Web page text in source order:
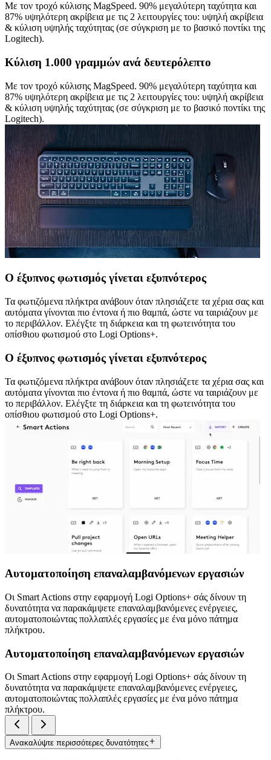
Με τον τροχό κύλισης MagSpeed. 90% μεγαλύτερη ταχύτητα και
87% υψηλότερη ακρίβεια με τις 2 λειτουργίες του: υψηλή ακρίβεια
& κύλιση υψηλής ταχύτητας (σε σύγκριση με το βασικό ποντίκι της
Logitech).
Κύλιση 1.000 γραμμών ανά δευτερόλεπτο
Με τον τροχό κύλισης MagSpeed. 90% μεγαλύτερη ταχύτητα και
87% υψηλότερη ακρίβεια με τις 2 λειτουργίες του: υψηλή ακρίβεια
& κύλιση υψηλής ταχύτητας (σε σύγκριση με το βασικό ποντίκι της
Logitech).
Ο έξυπνος φωτισμός γίνεται εξυπνότερος
Τα φωτιζόμενα πλήκτρα ανάβουν όταν πλησιάζετε τα χέρια σας και
αυτόματα γίνονται πιο έντονα ή πιο θαμπά, ώστε να ταιριάζουν με
το περιβάλλον. Ελέγξτε τη διάρκεια και τη φωτεινότητα του
οπίσθιου φωτισμού στο Logi Options+.
Ο έξυπνος φωτισμός γίνεται εξυπνότερος
Τα φωτιζόμενα πλήκτρα ανάβουν όταν πλησιάζετε τα χέρια σας και
αυτόματα γίνονται πιο έντονα ή πιο θαμπά, ώστε να ταιριάζουν με
το περιβάλλον. Ελέγξτε τη διάρκεια και τη φωτεινότητα του
οπίσθιου φωτισμού στο Logi Options+.
Αυτοματοποίηση επαναλαμβανόμενων εργασιών
Οι Smart Actions στην εφαρμογή Logi Options+ σάς δίνουν τη
δυνατότητα να παρακάμψετε επαναλαμβανόμενες ενέργειες,
αυτοματοποιώντας πολλαπλές εργασίες με ένα μόνο πάτημα
πλήκτρου.
Αυτοματοποίηση επαναλαμβανόμενων εργασιών
Οι Smart Actions στην εφαρμογή Logi Options+ σάς δίνουν τη
δυνατότητα να παρακάμψετε επαναλαμβανόμενες ενέργειες,
αυτοματοποιώντας πολλαπλές εργασίες με ένα μόνο πάτημα
πλήκτρου.
Ανακαλύψτε περισσότερες δυνατότητες